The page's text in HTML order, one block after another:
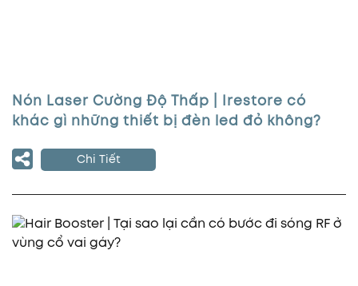
Nón Laser Cường Độ Thấp | Irestore có
khác gì những thiết bị đèn led đỏ không?
Chi Tiết